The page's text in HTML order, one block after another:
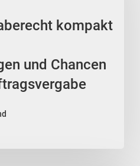
kompakt
und Chancen